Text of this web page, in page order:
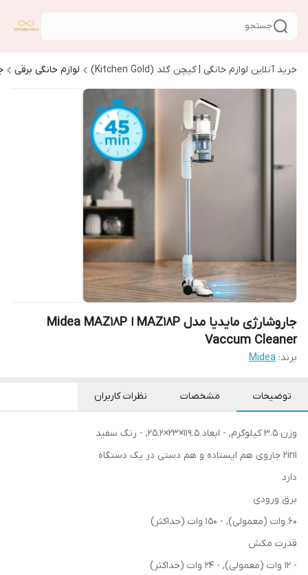
جستجو
خرید آنلاین لوازم خانگی | کیچن گلد (Kitchen Gold) لوازم خانگی برقی
جاروشارژی مایدیا مدل MAZ18P ا Midea MAZ18P
Vaccum Cleaner
برند: Midea
توضیحات مشخصات نظرات کاربران
وزن 3.5 کیلوگرم, - ابعاد 119.5×23×25.2, - رنگ سفید
2in1 جاروی هم ایستاده و هم دستی در یک دستگاه
دارد
برق ورودی
60 وات (معمولی), - 150 وات (حداکثر)
قدرت مکش
- 12 وات (معمولی), - 24 وات (حداکثر)